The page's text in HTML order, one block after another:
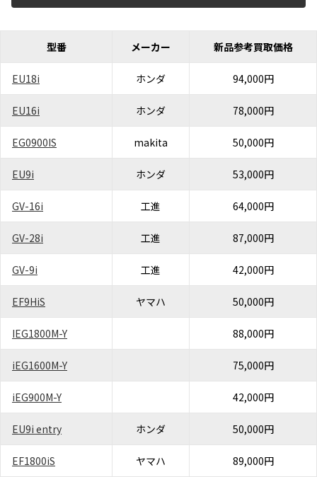
型番 メーカー 新品参考買取価格
EU18i ホンダ 94,000円
EU16i ホンダ 78,000円
EG0900IS makita 50,000円
EU9i ホンダ 53,000円
GV-16i 工進 64,000円
GV-28i 工進 87,000円
GV-9i 工進 42,000円
EF9HiS ヤマハ 50,000円
IEG1800M-Y 88,000円
iEG1600M-Y 75,000円
iEG900M-Y 42,000円
EU9i entry ホンダ 50,000円
EF1800iS ヤマハ 89,000円